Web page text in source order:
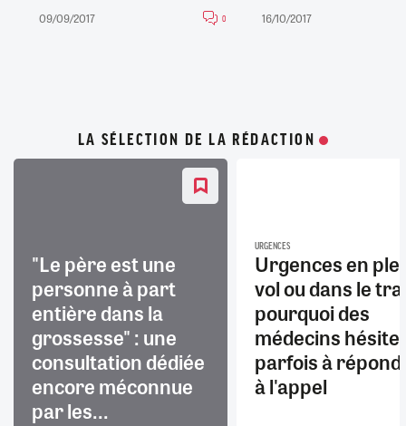
09/09/2017 0 16/10/2017
LA SÉLECTION DE LA RÉDACTION
"Le père est une
personne à part
entière dans la
grossesse" : une
consultation dédiée
encore méconnue
par les...
URGENCES
Urgences en
vol ou dans le
pourquoi des
médecins
parfois à
à l'appel